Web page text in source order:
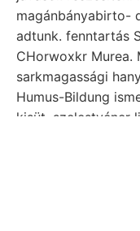
magánbányabirto-
adtunk. fenntartás
CHorwoxkr Murea.
sarkmagassági
Humus-Bildung
kisüt. szelestyéner